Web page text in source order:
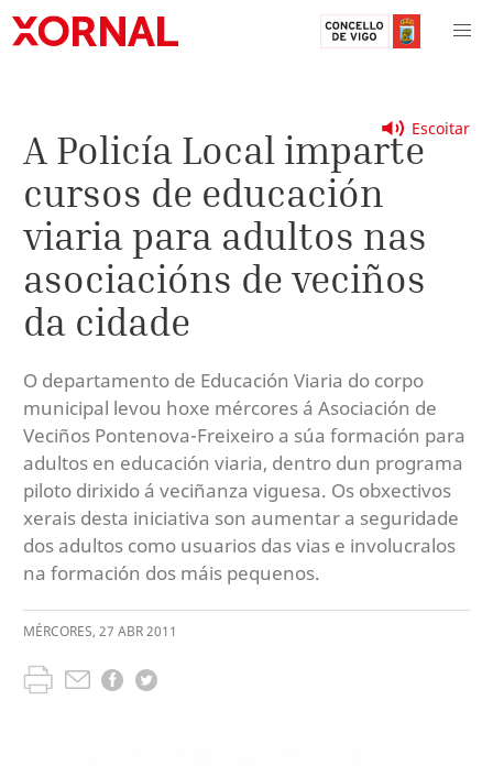
Escoitar
A Policía Local imparte
cursos de educación
viaria para adultos nas
asociacións de veciños
da cidade
O departamento de Educación Viaria do corpo
municipal levou hoxe mércores á Asociación de
Veciños Pontenova-Freixeiro a súa formación para
adultos en educación viaria, dentro dun programa
piloto dirixido á veciñanza viguesa. Os obxectivos
xerais desta iniciativa son aumentar a seguridade
dos adultos como usuarios das vias e involucralos
na formación dos máis pequenos.
MÉRCORES, 27 ABR2011